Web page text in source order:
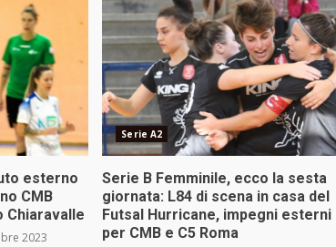
esterno
CMB
Chiaravalle
2023
Serie A2
Serie B Femminile, ecco la sesta
giornata: L84 di scena in casa del
Futsal Hurricane, impegni esterni
per CMB e C5 Roma